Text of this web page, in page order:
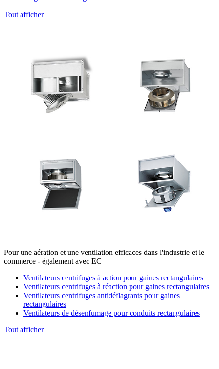
Tout afficher
Pour une aération et une ventilation efficaces dans l'industrie et le
commerce - également avec EC
Ventilateurs centrifuges à action pour gaines rectangulaires
Ventilateurs centrifuges à réaction pour gaines rectangulaires
Ventilateurs centrifuges antidéflagrants pour gaines
rectangulaires
Ventilateurs de désenfumage pour conduits rectangulaires
Tout afficher